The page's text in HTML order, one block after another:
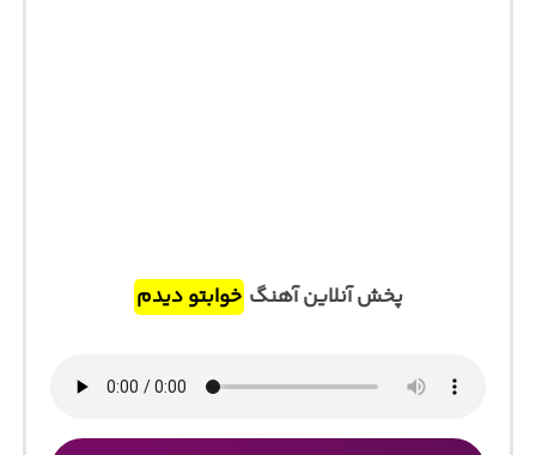
پخش آنلاین آهنگ خوابتو دیدم